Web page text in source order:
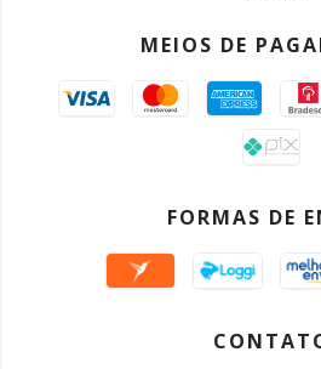
MEIOS DE
FORMAS DE